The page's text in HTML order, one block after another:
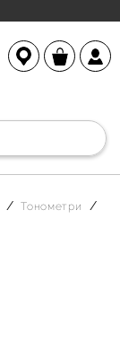
Тонометри